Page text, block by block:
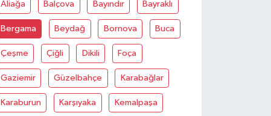
Aliağa Balçova Bayındır Bayraklı
Bergama Beydağ Bornova Buca
Çeşme Çiğli Dikili Foça
Gaziemir Güzelbahçe Karabağlar
Karaburun Karşıyaka Kemalpaşa